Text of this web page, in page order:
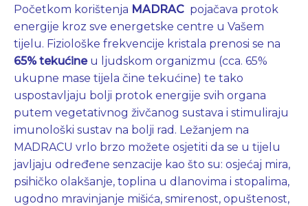
Početkom korištenja MADRAC pojačava protok
energije kroz sve energetske centre u Vašem
tijelu. Fiziološke frekvencije kristala prenosi se na
65% tekućine u ljudskom organizmu (cca. 65%
ukupne mase tijela čine tekućine) te tako
uspostavljaju bolji protok energije svih organa
putem vegetativnog živčanog sustava i stimuliraju
imunološki sustav na bolji rad. Ležanjem na
MADRACU vrlo brzo možete osjetiti da se u tijelu
javljaju određene senzacije kao što su: osjećaj mira,
psihičko olakšanje, toplina u dlanovima i stopalima,
ugodno mravinjanje mišića, smirenost, opuštenost,